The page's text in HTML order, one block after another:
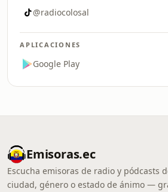
@radiocolosal
APLICACIONES
Google Play
Emisoras.ec
Escucha emisoras de radio y pódcasts
ciudad, género o estado de ánimo —